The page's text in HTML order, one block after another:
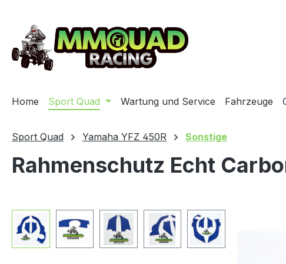
Home Sport Quad Wartung und Service Fahrzeuge
Sport Quad Yamaha YFZ 450R Sonstige
Rahmenschutz Echt
Skip image gallery